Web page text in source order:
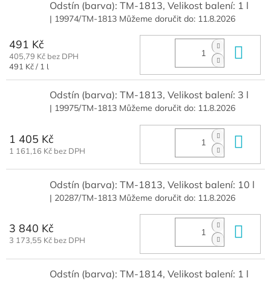
Odstín (barva): TM-1813, Velikost balení: 1 l
| 19974/TM-1813 Můžeme doručit do: 11.8.2026
491 Kč
405,79 Kč bez DPH
Měrná
491 Kč / 1 l
Odstín (barva): TM-1813, Velikost balení: 3 l
| 19975/TM-1813 Můžeme doručit do: 11.8.2026
1 405 Kč
1 161,16 Kč bez DPH
Odstín (barva): TM-1813, Velikost balení: 10 l
| 20287/TM-1813 Můžeme doručit do: 11.8.2026
3 840 Kč
3 173,55 Kč bez DPH
Odstín (barva): TM-1814, Velikost balení: 1 l